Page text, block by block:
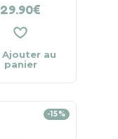
29.90€
Ajouter au
panier
-15%